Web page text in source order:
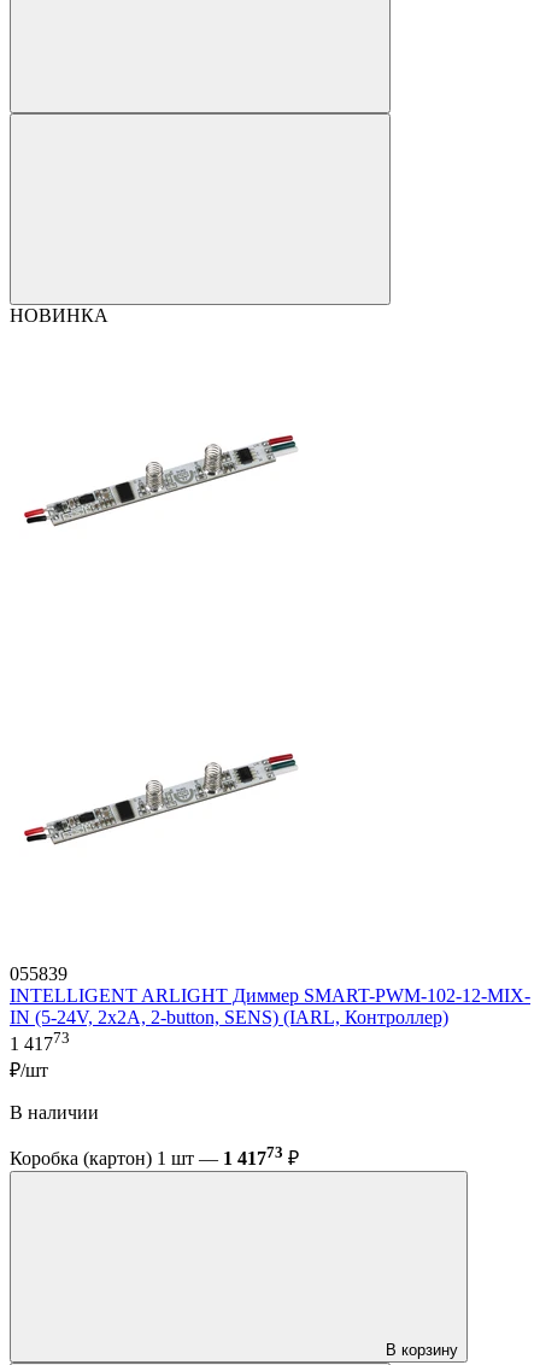
НОВИНКА
055839
INTELLIGENT ARLIGHT Диммер SMART-PWM-102-12-MIX-
IN (5-24V, 2x2A, 2-button, SENS) (IARL, Контроллер)
1 41773
₽/шт
В наличии
Коробка (картон) 1 шт — 1 41773 ₽
В корзину